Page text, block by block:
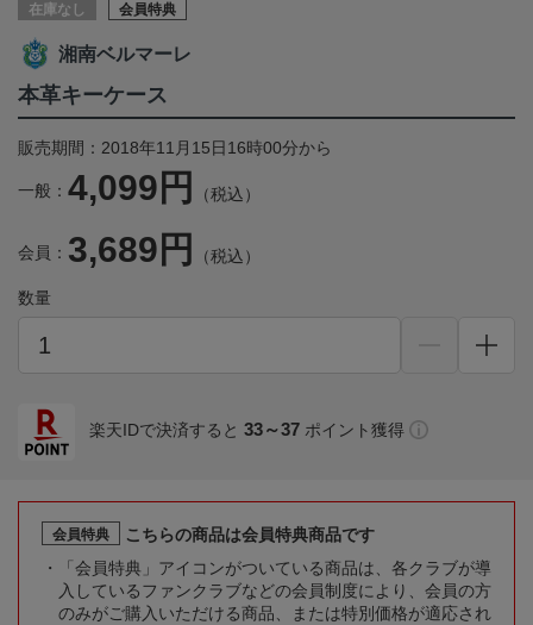
在庫なし 会員特典
湘南ベルマーレ
本革キーケース
販売期間：2018年11月15日16時00分から
一般： 4,099円 （税込）
会員： 3,689円 （税込）
数量
楽天IDで決済すると 33～37 ポイント獲得
会員特典
こちらの商品は会員特典商品です
「会員特典」アイコンがついている商品は、各クラブが導
入しているファンクラブなどの会員制度により、会員の方
のみがご購入いただける商品、または特別価格が適応され